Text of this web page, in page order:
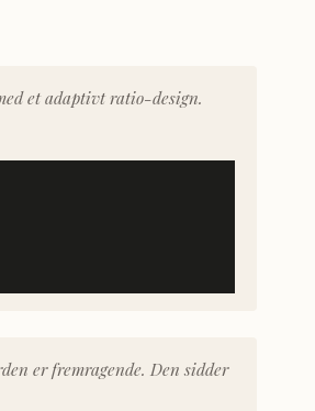
et adaptivt ratio-design.
er fremragende. Den sidder